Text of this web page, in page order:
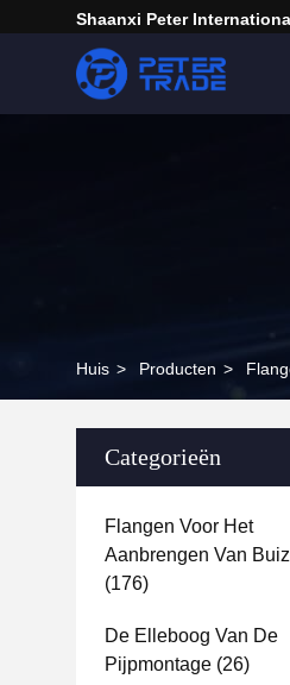
Shaanxi Peter
Huis > Producten >
Categorieën
Flangen Voor Het
Aanbrengen Van
(176)
De Elleboog Van De
Pijpmontage (26)